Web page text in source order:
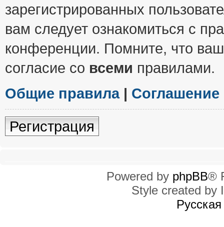
зарегистрированных
вам следует ознакомиться с
конференции. Помните, что
согласие со всеми правилами.
Общие правила|
Регистрация
Powered by phpBB®
Style created by